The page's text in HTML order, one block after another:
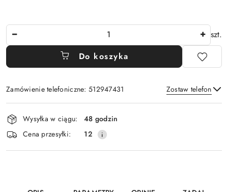
szt.
Do koszyka
Zamówienie telefoniczne: 512947431 Zostaw telefon
Wyślij
Dostępność
i
dostawa
Wysyłka w ciągu:
48 godzin
Cena przesyłki:
12